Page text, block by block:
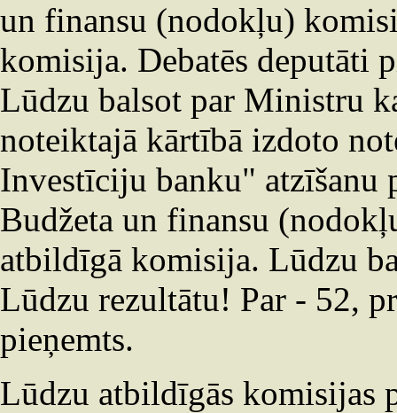
un finansu (nodokļu)
komisija. Debatēs deputāti
Lūdzu balsot par Ministru
noteiktajā kārtībā izdoto
Investīciju banku" atzīšanu
Budžeta un finansu
atbildīgā komisija. Lūdzu
Lūdzu rezultātu! Par - 52,
pieņemts.
Lūdzu atbildīgās komisijas